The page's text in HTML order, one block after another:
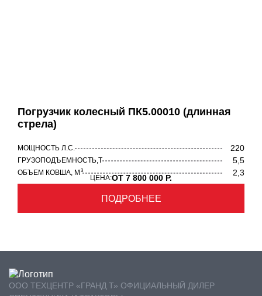
Погрузчик колесный ПК5.00010 (длинная
стрела)
МОЩНОСТЬ Л.С. 220
ГРУЗОПОДЪЕМНОСТЬ,Т 5,5
ОБЪЕМ КОВША, М 3 2,3
ЦЕНА:ОТ 7 800 000 Р.
ПОДРОБНЕЕ
ООО ТЕХЦЕНТР «ГРАНД Т» ОФИЦИАЛЬНЫЙ ДИЛЕР